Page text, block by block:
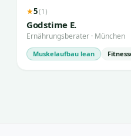
★5(1)
Godstime E.
Ernährungsberater · München
Muskelaufbau lean